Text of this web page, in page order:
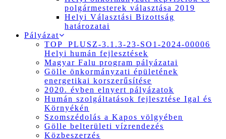
polgármesterek választása 2019
Helyi Választási Bizottság
határozatai
Pályázat
TOP_PLUSZ-3.1.3-23-SO1-2024-00006
Helyi humán fejlesztések
Magyar Falu program pályázatai
Gölle önkormányzati épületének
energetikai korszerűsítése
2020. évben elnyert pályázatok
Humán szolgáltatások fejlesztése Igal és
Környékén
Szomszédolás a Kapos völgyében
Gölle belterületi vízrendezés
Közbeszerzés